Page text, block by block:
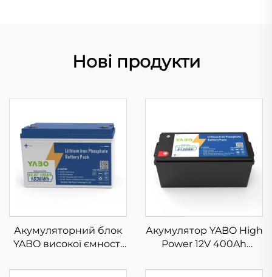
Нові продукти
Акумуляторний блок
YABO високої ємності
глибоким циклом
Акумулятор YABO High
Power 12V 400Ah
ємності, літій-залізо-